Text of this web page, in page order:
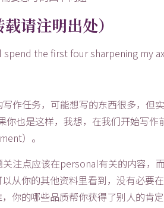
请注明出处）
the first four sharpening my
作任务，可能想写的东西很多，但
你也是这样，我想，在我们开始写
）。
注点应该在personal有关的内容，
从你的其他资料里看到，没有必要
你的哪些品质帮你获得了别人的肯